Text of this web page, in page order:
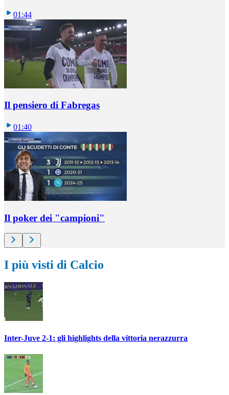
01:44
Il pensiero di Fabregas
01:40
Il poker dei "campioni"
I più visti di Calcio
Inter-Juve 2-1: gli highlights della vittoria nerazzurra